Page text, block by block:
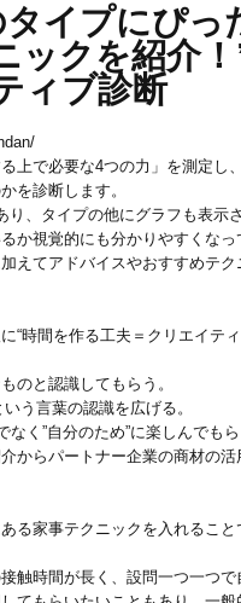
イプにぴっ
ックを紹介
ィブ診断
上で必要な4つの力」を測定し
を診断します。
り、タイプの他にグラフも表示
か視覚的にも分かりやすくなっ
えてアドバイスやおすすめテク
“時間を作る工夫＝クリエイテ
のと認識してもらう。
いう言葉の認識を広げる。
なく”自分のため”に楽しんでもら
からパートナー企業の商材の
る家事テクニックを入れるこ
触時間が長く、設問一つ一つで